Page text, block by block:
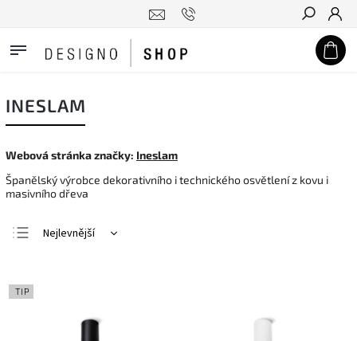
Hledat
INESLAM
Webová stránka značky: Ineslam
Španělský výrobce dekorativního i technického osvětlení z kovu i
masivního dřeva
Nejlevnější
TIP